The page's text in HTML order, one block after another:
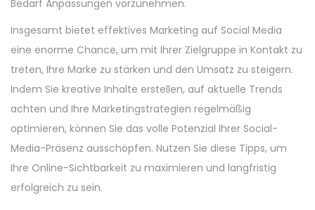
Bedarf Anpassungen vorzunehmen.
Insgesamt bietet effektives Marketing auf Social Media
eine enorme Chance, um mit Ihrer Zielgruppe in Kontakt zu
treten, Ihre Marke zu stärken und den Umsatz zu steigern.
Indem Sie kreative Inhalte erstellen, auf aktuelle Trends
achten und Ihre Marketingstrategien regelmäßig
optimieren, können Sie das volle Potenzial Ihrer Social-
Media-Präsenz ausschöpfen. Nutzen Sie diese Tipps, um
Ihre Online-Sichtbarkeit zu maximieren und langfristig
erfolgreich zu sein.